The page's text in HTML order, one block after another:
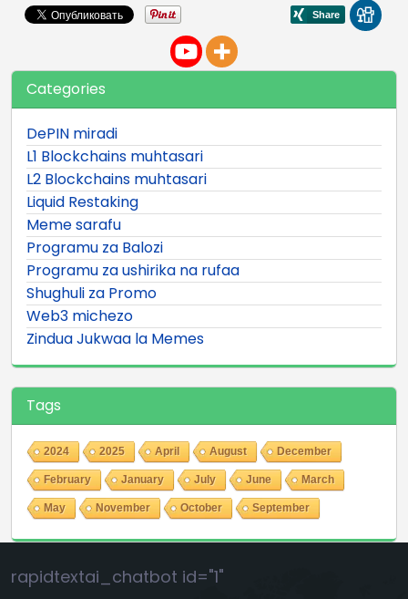
Categories
DePIN miradi
L1 Blockchains muhtasari
L2 Blockchains muhtasari
Liquid Restaking
Meme sarafu
Programu za Balozi
Programu za ushirika na rufaa
Shughuli za Promo
Web3 michezo
Zindua Jukwaa la Memes
Tags
2024 2025 April August December
February January July June March
May November October September
rapidtextai_chatbot id="1"